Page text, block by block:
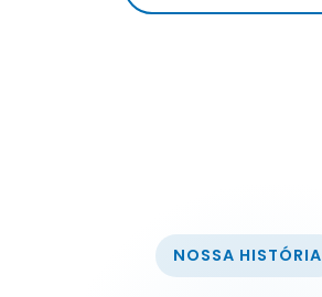
NOSSA HISTÓRIA